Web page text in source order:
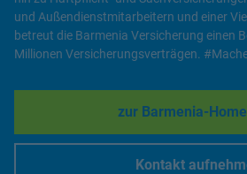
und Außendienstmitarbeitern und einer
betreut die Barmenia Versicherung einen
Millionen Versicherungsverträgen.
zur Barmenia-Link
Kontakt